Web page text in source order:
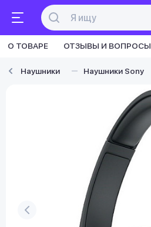
О ТОВАРЕ ОТЗЫВЫ И ВОПРОСЫ
Наушники Наушники Sony